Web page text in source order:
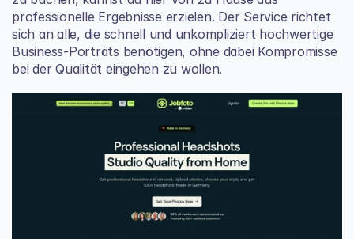
professionelle Ergebnisse erzielen. Der Service richtet
sich an alle, die schnell und unkompliziert hochwertige
Business-Porträts benötigen, ohne dabei Kompromisse
bei der Qualität eingehen zu wollen.